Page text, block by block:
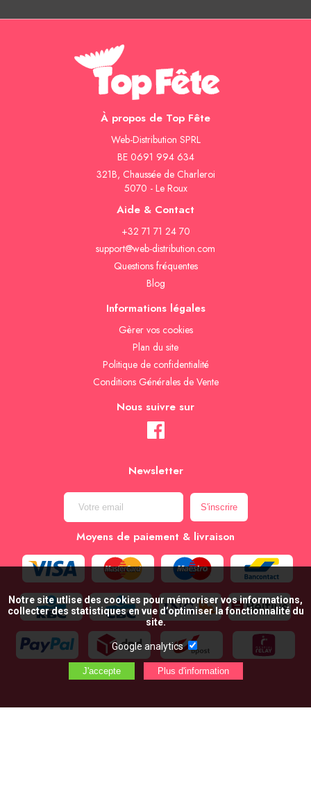
À propos de Top Fête
Web-Distribution SPRL
BE 0691 994 634
321B, Chaussée de Charleroi
5070 - Le Roux
Aide & Contact
+32 71 71 24 70
support@web-distribution.com
Questions fréquentes
Blog
Informations légales
Gèrer vos cookies
Plan du site
Politique de confidentialité
Conditions Générales de Vente
Nous suivre sur
Newsletter
Moyens de paiement & livraison
Notre site utlise des cookies pour mémoriser vos informations,
collecter des statistiques en vue d’optimiser la fonctionnalité du
site.
Google analytics